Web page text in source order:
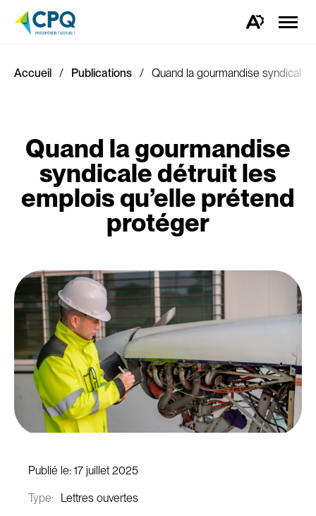
Ouvrez
d'accessibilité.
la
Accueil Publications Quand la gourmandise syndicale
Quand la gourmandise
syndicale détruit les
emplois qu’elle prétend
protéger
Publié le: 17 juillet 2025
Type: Lettres ouvertes